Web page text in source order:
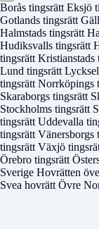
Borås tingsrätt Eksjö
Gotlands tingsrätt
Halmstads tingsrätt
Hudiksvalls tingsrätt
tingsrätt Kristianstads
Lund tingsrätt
tingsrätt Norrköpings
Skaraborgs tingsrätt
Stockholms tingsrätt
tingsrätt Uddevalla
tingsrätt Vänersborgs
tingsrätt Växjö
Örebro tingsrätt
Sverige Hovrätten
Svea hovrätt Övre